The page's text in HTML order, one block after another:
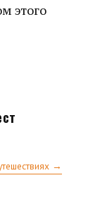
этого
→